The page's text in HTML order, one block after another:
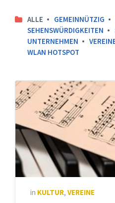
ALLE GEMEINNÜTZIG
SEHENSWÜRDIGKEITEN
UNTERNEHMEN
WLAN HOTSPOT
in KULTUR, VEREINE